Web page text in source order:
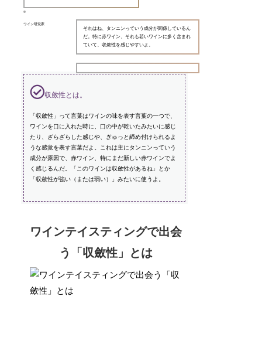
ワイン研究家
それはね、タンニンっていう成分が関係しているん
だ。特に赤ワイン、それも若いワインに多く含まれ
ていて、収斂性を感じやすいよ。
収斂性とは。
「収斂性」って言葉はワインの味を表す言葉の一つで、
ワインを口に入れた時に、口の中が乾いたみたいに感じ
たり、ざらざらした感じや、ぎゅっと締め付けられるよ
うな感覚を表す言葉だよ。これは主にタンニンっていう
成分が原因で、赤ワイン、特にまだ新しい赤ワインでよ
く感じるんだ。「このワインは収斂性があるね」とか
「収斂性が強い（または弱い）」みたいに使うよ。
ワインテイスティングで出会
う「収斂性」とは